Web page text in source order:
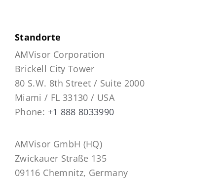
Standorte
AMVisor Corporation
Brickell City Tower
80 S.W. 8th Street / Suite 2000
Miami / FL 33130 / USA
Phone: +1 888 8033990
AMVisor GmbH (HQ)
Zwickauer Straße 135
09116 Chemnitz, Germany